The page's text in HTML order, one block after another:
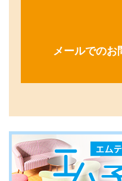
メールでのお